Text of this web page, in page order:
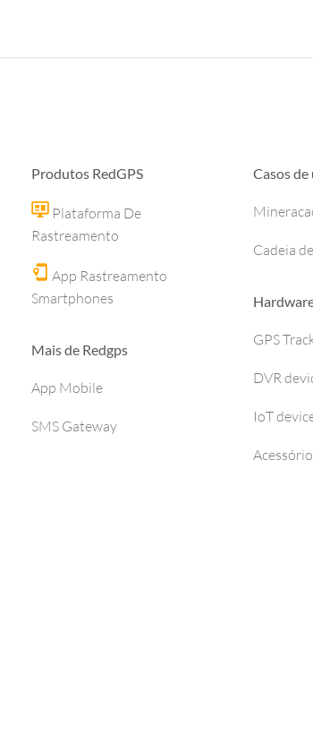
Produtos RedGPS
Plataforma De
Rastreamento
App Rastreamento
Smartphones
Mais de Redgps
App Mobile
SMS Gateway
Casos de
Cadeia
GPS
DVR
IoT